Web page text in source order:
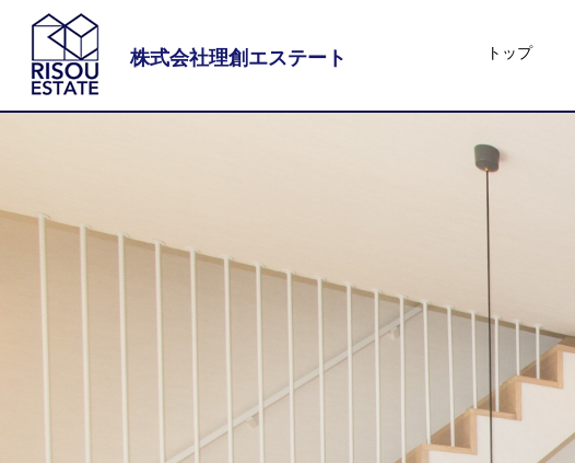
株式会社理創エステート トップ